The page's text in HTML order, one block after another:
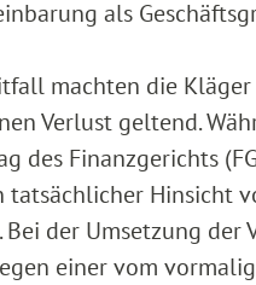
als
machten die
Verlust geltend.
des Finanzgerichts
tatsächlicher Hinsicht
Bei der Umsetzung der
einer vom